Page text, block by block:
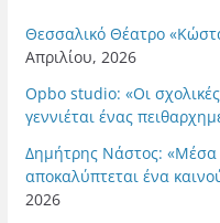
Θεσσαλικό Θέατρο
Απριλίου, 2026
Opbo studio: «Οι
γεννιέται ένας
Δημήτρης Νάστος:
αποκαλύπτεται ένα
2026